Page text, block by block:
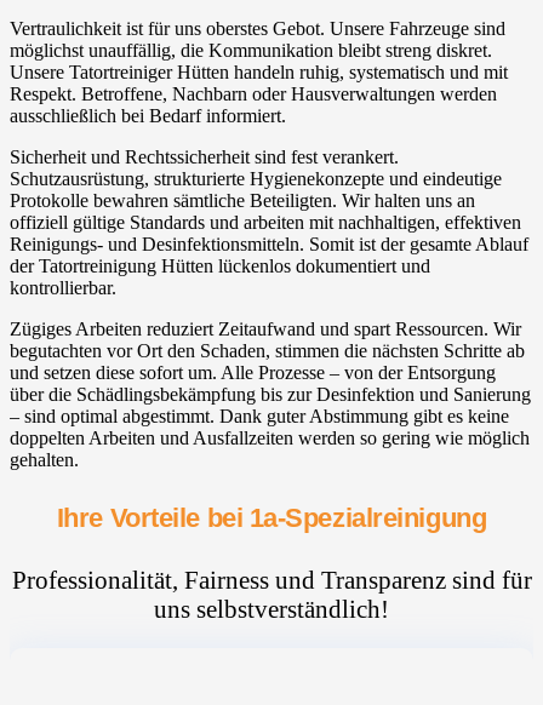
Vertraulichkeit ist für uns oberstes Gebot. Unsere Fahrzeuge sind
möglichst unauffällig, die Kommunikation bleibt streng diskret.
Unsere Tatortreiniger Hütten handeln ruhig, systematisch und mit
Respekt. Betroffene, Nachbarn oder Hausverwaltungen werden
ausschließlich bei Bedarf informiert.
Sicherheit und Rechtssicherheit sind fest verankert.
Schutzausrüstung, strukturierte Hygienekonzepte und eindeutige
Protokolle bewahren sämtliche Beteiligten. Wir halten uns an
offiziell gültige Standards und arbeiten mit nachhaltigen, effektiven
Reinigungs- und Desinfektionsmitteln. Somit ist der gesamte Ablauf
der Tatortreinigung Hütten lückenlos dokumentiert und
kontrollierbar.
Zügiges Arbeiten reduziert Zeitaufwand und spart Ressourcen. Wir
begutachten vor Ort den Schaden, stimmen die nächsten Schritte ab
und setzen diese sofort um. Alle Prozesse – von der Entsorgung
über die Schädlingsbekämpfung bis zur Desinfektion und Sanierung
– sind optimal abgestimmt. Dank guter Abstimmung gibt es keine
doppelten Arbeiten und Ausfallzeiten werden so gering wie möglich
gehalten.
Ihre Vorteile bei 1a-Spezialreinigung
Professionalität, Fairness und Transparenz sind für
uns selbstverständlich!